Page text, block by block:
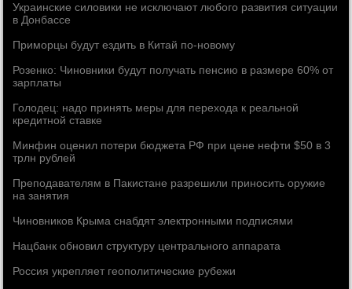
Украинские силовики не исключают любого развития ситуации
в Донбассе
Приморцы будут ездить в Китай по-новому
Розенко: Чиновники будут получать пенсию в размере 60% от
зарплаты
Голодец: надо принять меры для перехода к реальной
кредитной ставке
Минфин оценил потери бюджета РФ при цене нефти $50 в 3
трлн рублей
Преподавателям в Пакистане разрешили приносить оружие
на занятия
Чиновников Крыма снабдят электронными подписями
Нацбанк обновил структуру центрального аппарата
Россия укрепляет геополитические рубежи